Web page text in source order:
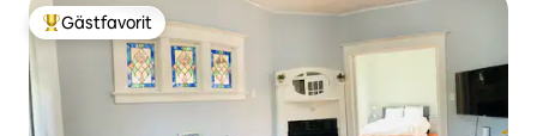
Populär gästfavorit
Gästfavorit